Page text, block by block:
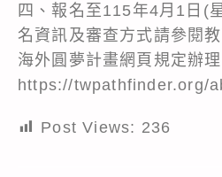
四、報名至115年4月1日(
名資訊及審查方式請參閱
海外圓夢計畫網頁規定辦理
https://twpathfinder.org/
Post Views: 236